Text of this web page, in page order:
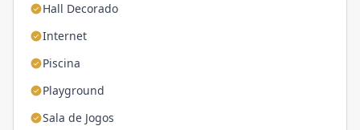
Hall Decorado
Internet
Piscina
Playground
Sala de Jogos